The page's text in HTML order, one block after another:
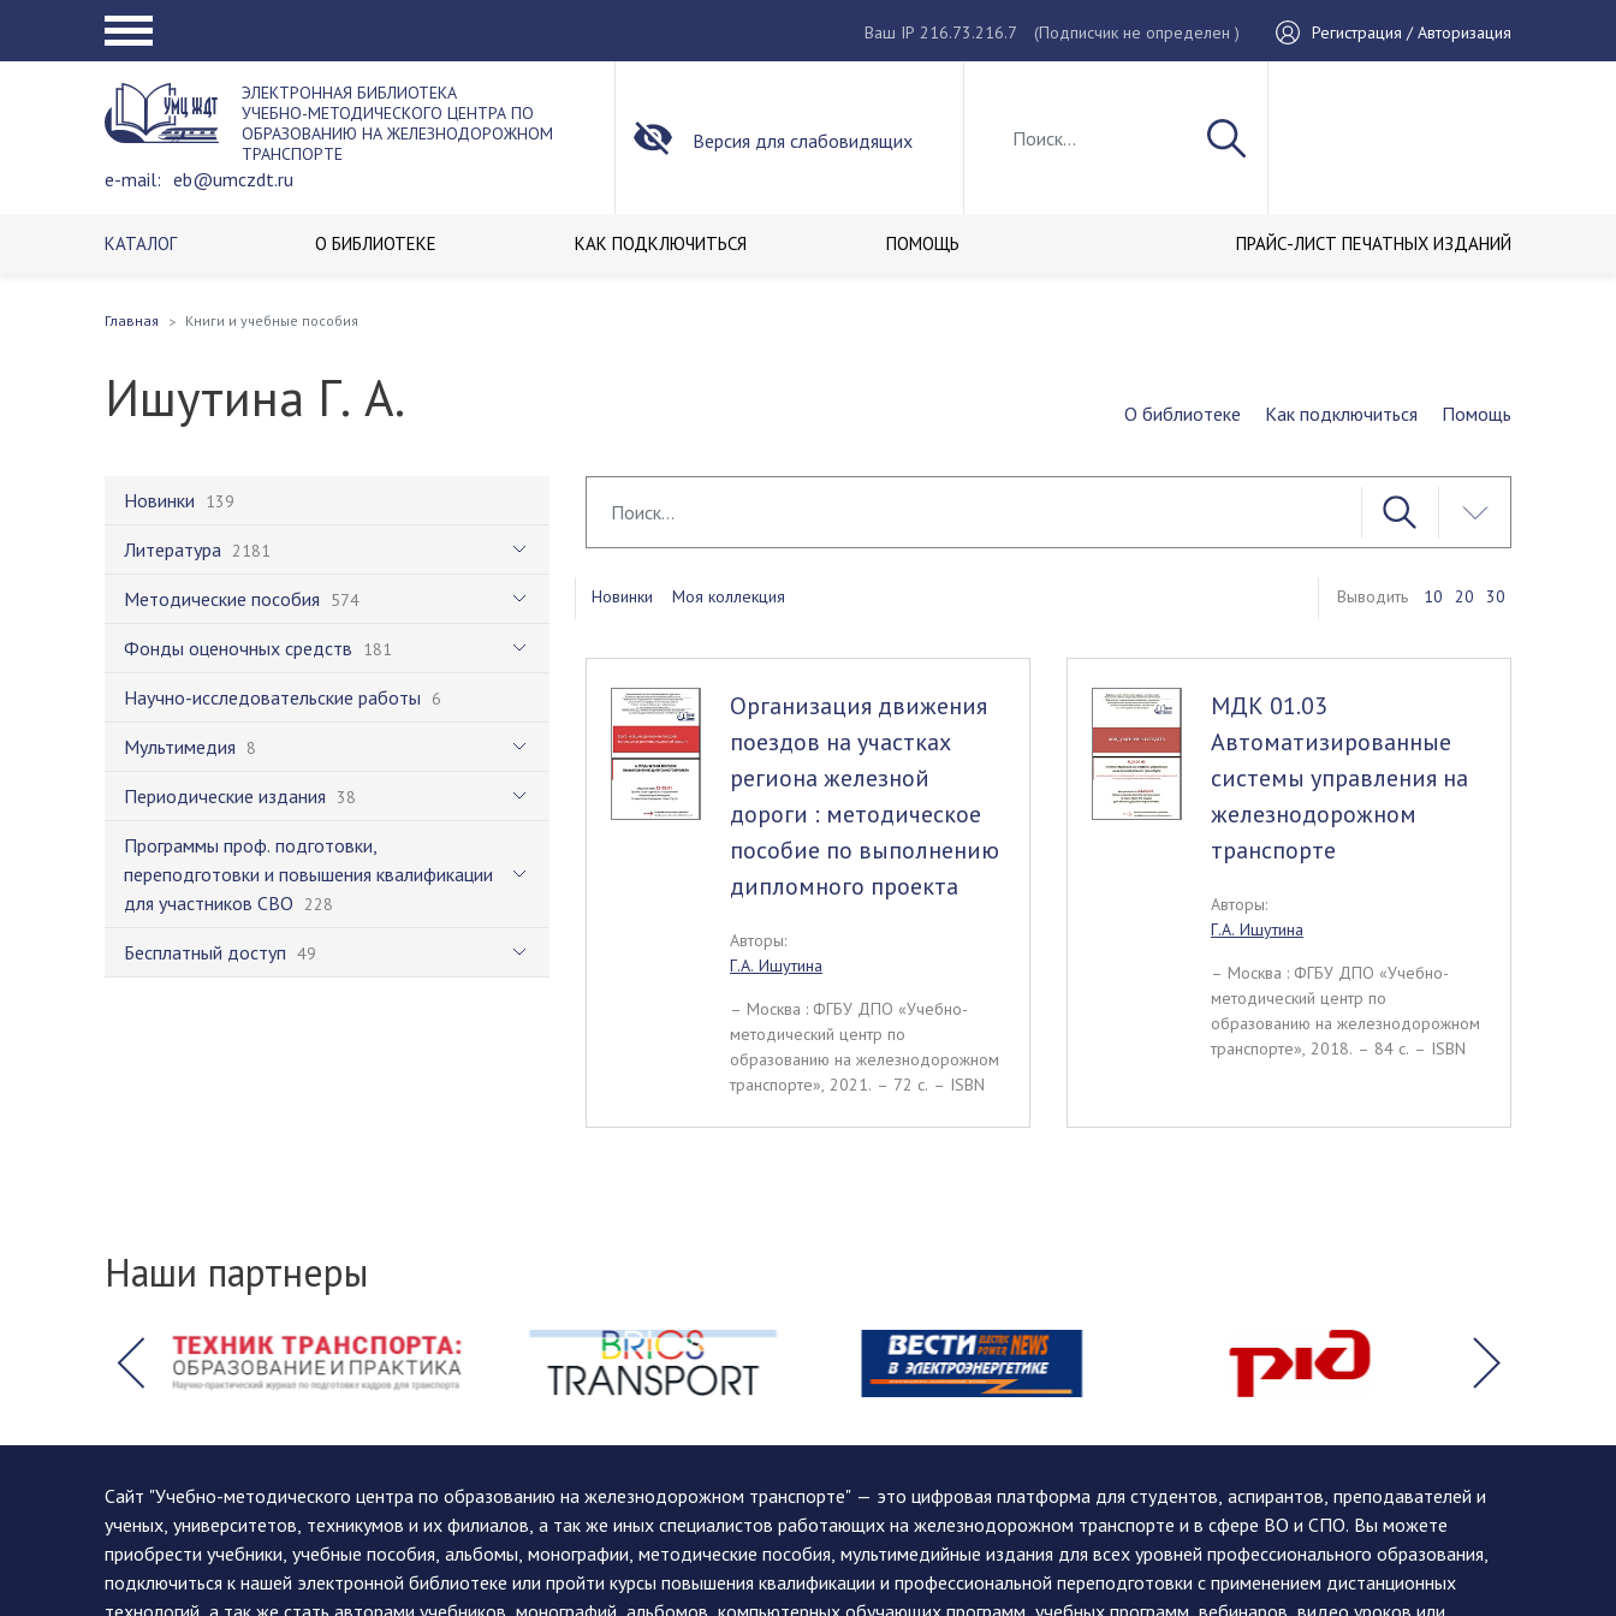
Ваш IP 216.73.216.7 (Подписчик не определен ) Регистрация / Авторизация
ЭЛЕКТРОННАЯ БИБЛИОТЕКА
УЧЕБНО-МЕТОДИЧЕСКОГО ЦЕНТРА ПО
ОБРАЗОВАНИЮ НА ЖЕЛЕЗНОДОРОЖНОМ
ТРАНСПОРТЕ
e-mail: eb@umczdt.ru
Версия для слабовидящих
КАТАЛОГ О БИБЛИОТЕКЕ КАК ПОДКЛЮЧИТЬСЯ ПОМОЩЬ ПРАЙС-ЛИСТ ПЕЧАТНЫХ ИЗДАНИЙ
Главная Книги и учебные пособия
Ишутина Г. А. О библиотеке Как подключиться Помощь
Новинки 139
Литература 2181
Методические пособия 574
Фонды оценочных средств 181
Научно-исследовательские работы 6
Мультимедия 8
Периодические издания 38
Программы проф. подготовки,
переподготовки и повышения квалификации
для участников СВО 228
Бесплатный доступ 49
Новинки Моя коллекция Выводить 10 20 30
Организация движения
поездов на участках
региона железной
дороги : методическое
пособие по выполнению
дипломного проекта
Авторы:
Г.А. Ишутина
– Москва : ФГБУ ДПО «Учебно-
методический центр по
образованию на железнодорожном
транспорте», 2021. – 72 c. – ISBN
МДК 01.03
Автоматизированные
системы управления на
железнодорожном
транспорте
Авторы:
Г.А. Ишутина
– Москва : ФГБУ ДПО «Учебно-
методический центр по
образованию на железнодорожном
транспорте», 2018. – 84 c. – ISBN
Наши партнеры
Сайт "Учебно-методического центра по образованию на железнодорожном транспорте" — это цифровая платформа для студентов, аспирантов, преподавателей и
ученых, университетов, техникумов и их филиалов, а так же иных специалистов работающих на железнодорожном транспорте и в сфере ВО и СПО. Вы можете
приобрести учебники, учебные пособия, альбомы, монографии, методические пособия, мультимедийные издания для всех уровней профессионального образования,
подключиться к нашей электронной библиотеке или пройти курсы повышения квалификации и профессиональной переподготовки с применением дистанционных
технологий, а так же стать авторами учебников, монографий, альбомов, компьютерных обучающих программ, учебных программ, вебинаров, видео уроков или